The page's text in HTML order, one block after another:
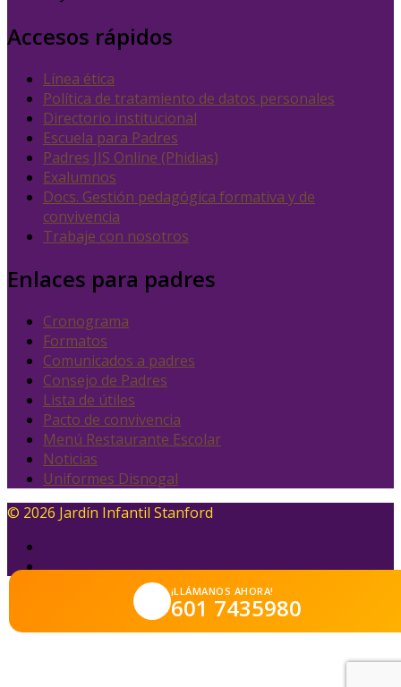
Accesos rápidos
Línea ética
Política de tratamiento de datos personales
Directorio institucional
Escuela para Padres
Padres JIS Online (Phidias)
Exalumnos
Docs. Gestión pedagógica formativa y de
convivencia
Trabaje con nosotros
Enlaces para padres
Cronograma
Formatos
Comunicados a padres
Consejo de Padres
Lista de útiles
Pacto de convivencia
Menú Restaurante Escolar
Noticias
Uniformes Disnogal
© 2026 Jardín Infantil Stanford
¡LLÁMANOS AHORA!
601 7435980